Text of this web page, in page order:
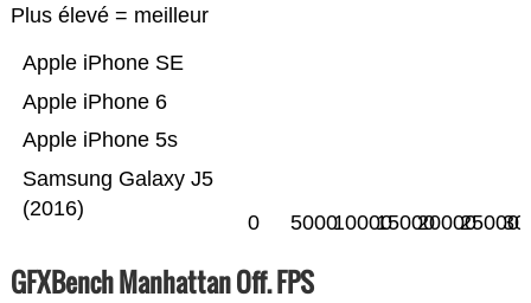
Plus élevé = meilleur
Samsung Galaxy J5
(2016)
Apple iPhone 5s
Apple iPhone 6
Apple iPhone SE
0 500010000150002000025000
GFXBench Manhattan Off. FPS